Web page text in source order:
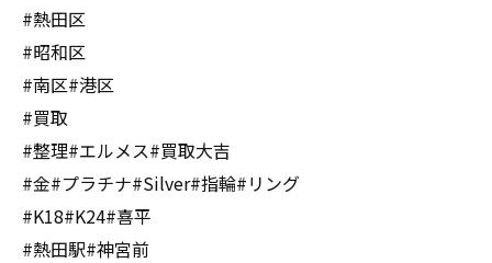
#熱田区
#昭和区
#南区#港区
#買取
#整理#エルメス#買取大吉
#金#プラチナ#Silver#指輪#リング
#K18#K24#喜平
#熱田駅#神宮前